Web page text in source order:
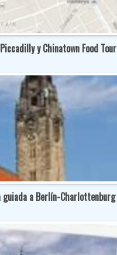
y Chinatown Food Tour
a Berlín-Charlottenburg